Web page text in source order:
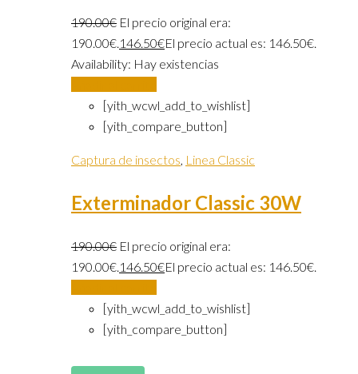
190.00€ El precio original era:
190.00€.146.50€El precio actual es: 146.50€.
Availability: Hay existencias
[yith_wcwl_add_to_wishlist]
[yith_compare_button]
Captura de insectos, Linea Classic
Exterminador Classic 30W
190.00€ El precio original era:
190.00€.146.50€El precio actual es: 146.50€.
[yith_wcwl_add_to_wishlist]
[yith_compare_button]